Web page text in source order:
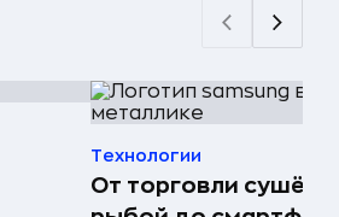
Технологии
От торговли